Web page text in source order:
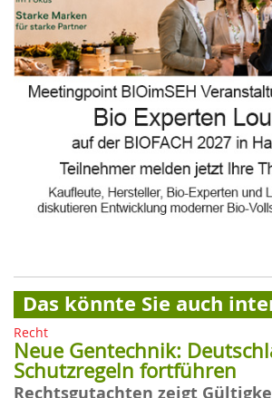
Das könnte Sie auch
Recht
Neue Gentechnik:
Schutzregeln fortführen
Rechtsgutachten zeigt